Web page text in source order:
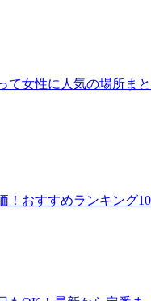
て女性に人気の場所まと
！おすすめランキング10